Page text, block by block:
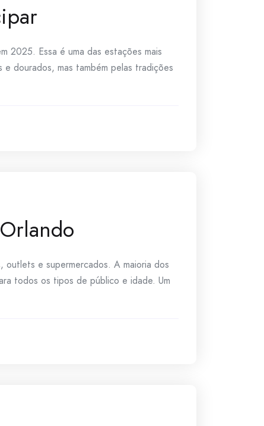
2025. Essa é uma das estações mais
e dourados, mas também pelas tradições
e supermercados. A maioria dos
todos os tipos de público e idade. Um